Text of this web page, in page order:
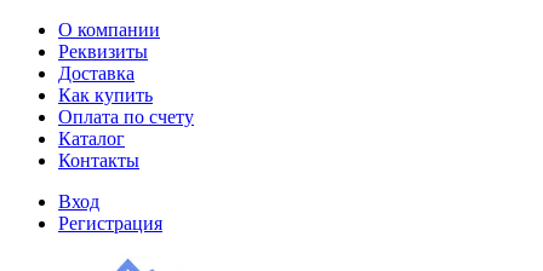
О компании
Реквизиты
Доставка
Как купить
Оплата по счету
Каталог
Контакты
Вход
Регистрация